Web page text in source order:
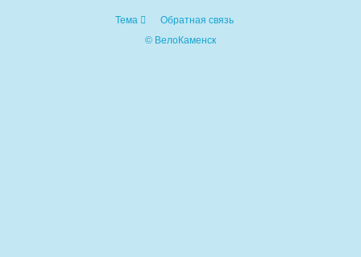
Тема
Обратная связь
© ВелоКаменск